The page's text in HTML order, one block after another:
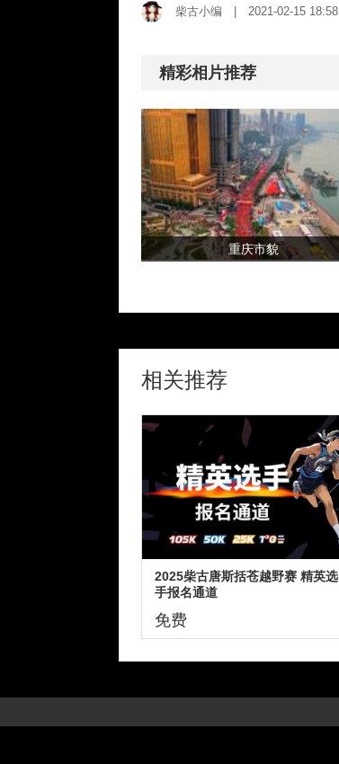
柴古小编 | 2021-02-15 18:58
精彩相片推荐
重庆市貌
相关推荐
2025柴古唐斯括苍越野赛 精英选
手报名通道
免费